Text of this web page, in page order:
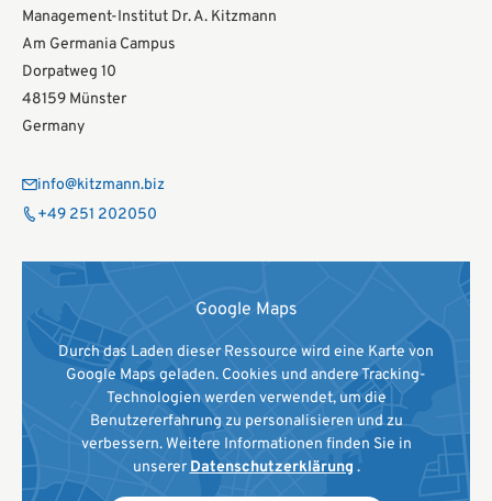
Management-Institut Dr. A. Kitzmann
Am Germania Campus
Dorpatweg 10
48159 Münster
Germany
info@kitzmann.biz
+49 251 202050
Google Maps
Durch das Laden dieser Ressource wird eine Karte von
Google Maps geladen. Cookies und andere Tracking-
Technologien werden verwendet, um die
Benutzererfahrung zu personalisieren und zu
verbessern. Weitere Informationen finden Sie in
unserer Datenschutzerklärung .